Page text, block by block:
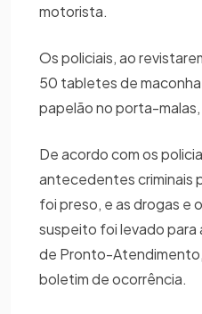
motorista.
Os policiais, ao
50 tabletes de maconha
papelão no porta-
De acordo com os
antecedentes criminais
foi preso, e as drogas e
suspeito foi levado para
de Pronto-
boletim de ocorrência.